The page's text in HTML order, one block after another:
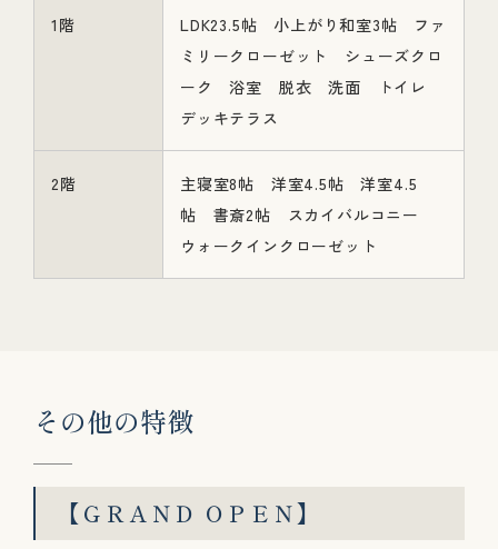
1階
LDK23.5帖 小上がり和室3帖 ファ
ミリークローゼット シューズクロ
ーク 浴室 脱衣 洗面 トイレ
デッキテラス
2階
主寝室8帖 洋室4.5帖 洋室4.5
帖 書斎2帖 スカイバルコニー
ウォークインクローゼット
その他の特徴
【ＧＲＡＮＤ ＯＰＥＮ】